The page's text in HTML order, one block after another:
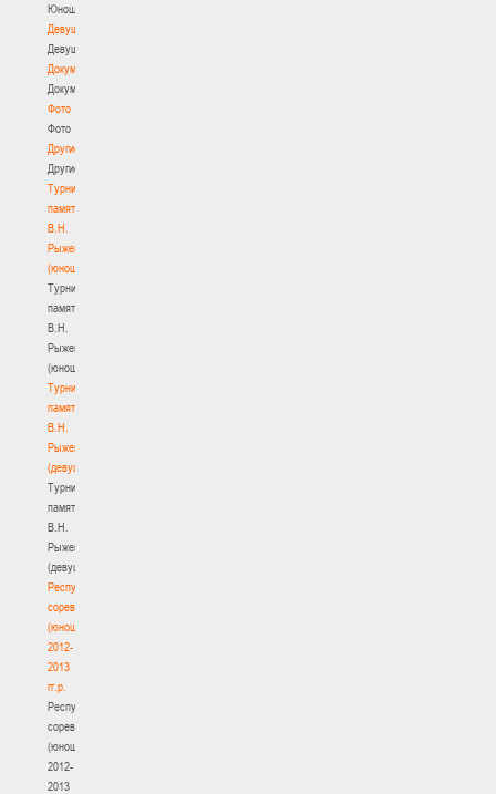
Юноши
Девушки
Девушки
Документы
Документы
Фото
Фото
Другие
Другие
Турнир
памяти
В.Н.
Рыженкова
(юноши)
Турнир
памяти
В.Н.
Рыженкова
(юноши)
Турнир
памяти
В.Н.
Рыженкова
(девушки)
Турнир
памяти
В.Н.
Рыженкова
(девушки)
Республиканские
соревнования
(юноши)
2012-
2013
гг.р.
Республиканские
соревнования
(юноши)
2012-
2013